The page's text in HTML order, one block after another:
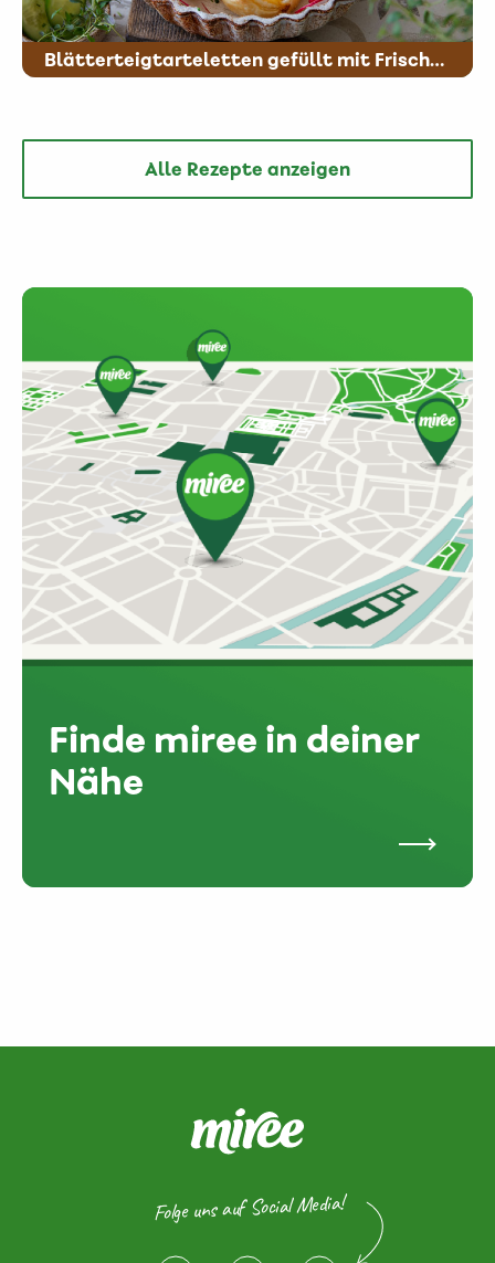
Blätterteigtarteletten gefüllt mit Frischkäse und geräuchertem Lachs
Alle Rezepte anzeigen
Finde miree in deiner
Nähe
Folge uns auf Social Media!